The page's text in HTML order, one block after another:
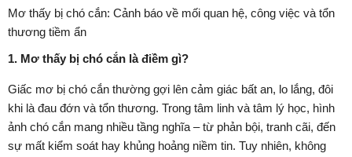
Mơ thấy bị chó cắn: Cảnh báo về mối quan hệ, công việc và tổn
thương tiềm ẩn
1. Mơ thấy bị chó cắn là điềm gì?
Giấc mơ bị chó cắn thường gợi lên cảm giác bất an, lo lắng, đôi
khi là đau đớn và tổn thương. Trong tâm linh và tâm lý học, hình
ảnh chó cắn mang nhiều tầng nghĩa – từ phản bội, tranh cãi, đến
sự mất kiểm soát hay khủng hoảng niềm tin. Tuy nhiên, không